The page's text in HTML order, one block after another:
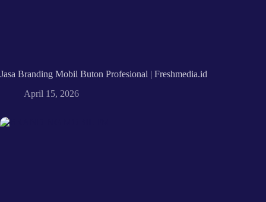
Jasa Branding Mobil Buton Profesional | Freshmedia.id
April 15, 2026